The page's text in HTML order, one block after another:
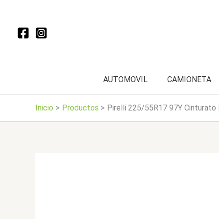
contenido
AUTOMOVIL CAMIONETA
Inicio Productos Pirelli 225/55R17 97Y Cinturato